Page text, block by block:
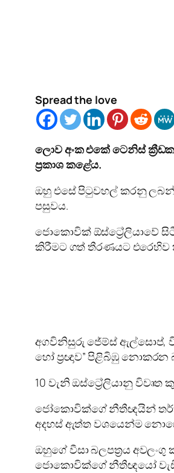
Spread the love
ලොව අංක එකේ ටෙනිස්
ප්‍රකාශ කළේය.
ඔහු එසේ පිටුවහල් කරනු
පසුවය.
ජොකොවික් ඕස්ට්‍රේලියාවේ
කිරීමට ගත් තීරණයට එරෙහිව
අගවිනිසුරු ජේම්ස් ඇල්සොප්,
හෝ ප්‍රඥාව” පිළිබිඹු
10 වැනි ඔස්ට්‍රේලියානු
ජෝකොවික්ගේ නීතීඥයින් තර්ක
අදහස් ඇත්ත වශයෙන්ම
ඔහුගේ වීසා බලපත්‍රය
ජොකොවික්ගේ නීතීඥයෝ